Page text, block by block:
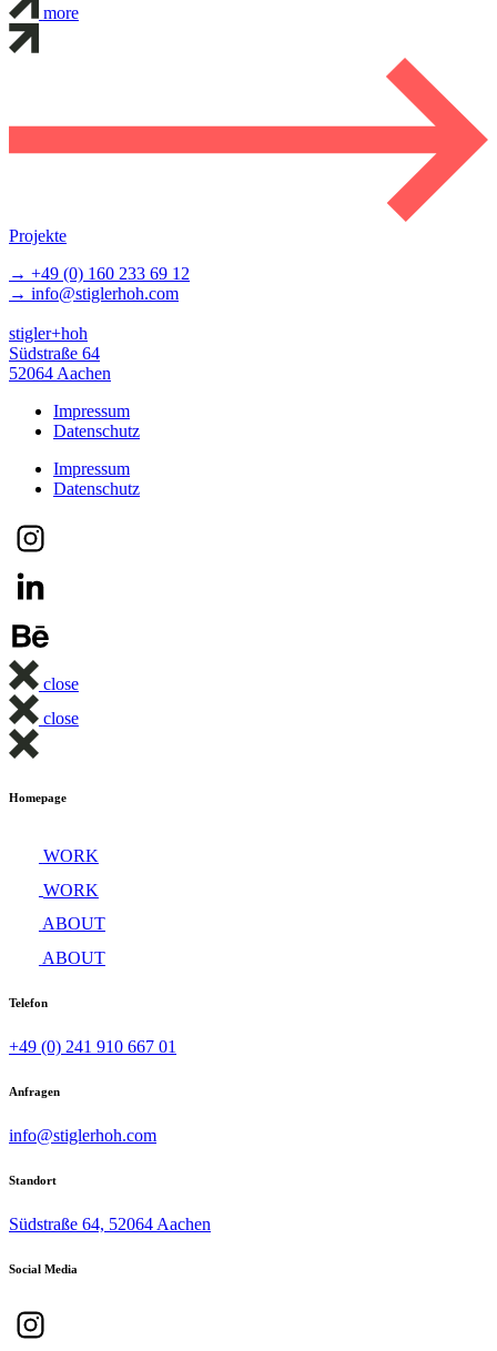
more
Projekte
→ +49 (0) 160 233 69 12
→ info@stiglerhoh.com
stigler+hoh
Südstraße 64
52064 Aachen
Impressum
Datenschutz
Impressum
Datenschutz
close
close
Homepage
WORK
WORK
ABOUT
ABOUT
Telefon
+49 (0) 241 910 667 01
Anfragen
info@stiglerhoh.com
Standort
Südstraße 64, 52064 Aachen
Social Media